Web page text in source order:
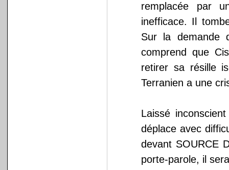
remplacée par
inefficace. Il
Sur la demande
comprend que
retirer sa résille
Terranien a une
Laissé
déplace avec
devant SOURCE
porte-parole, il